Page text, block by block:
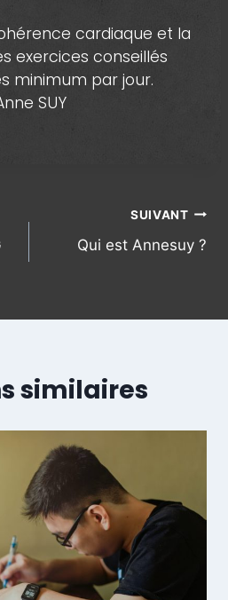
cardiaque et la
exercices conseillés
minimum par jour.
SUY
SUIVANT
Qui est Annesuy ?
similaires